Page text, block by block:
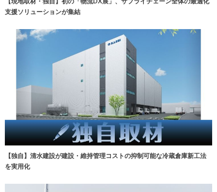
支援ソリューションが集結
【独自】清水建設が建設・維持管理コストの抑制可能な冷蔵倉庫新工法
を実用化